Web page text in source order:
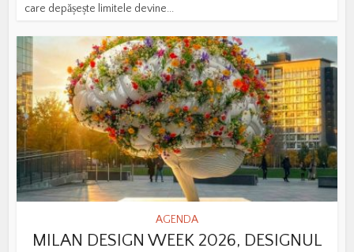
care depășește limitele devine...
AGENDA
MILAN DESIGN WEEK 2026, DESIGNUL